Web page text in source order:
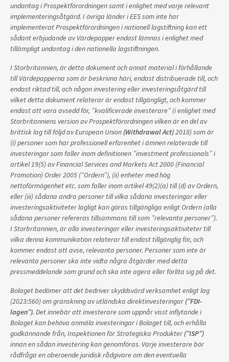
undantag i Prospektförordningen samt i enlighet med varje relevant
implementeringsåtgärd. I övriga länder i EES som inte har
implementerat Prospektförordningen i nationell lagstiftning kan ett
sådant erbjudande av Värdepapper endast lämnas i enlighet med
tillämpligt undantag i den nationella lagstiftningen.
I Storbritannien, är detta dokument och annat material i förhållande
till Värdepapperna som är beskrivna häri, endast distribuerade till, och
endast riktad till, och någon investering eller investeringsåtgärd till
vilket detta dokument relaterar är endast tillgängligt, och kommer
endast att vara avsedd för, ”kvalificerade investerare” (i enlighet med
Storbritanniens version av Prospektförordningen vilken är en del av
brittisk lag till följd av European Union (Withdrawal Act)2018) som är
(i) personer som har professionell erfarenhet i ämnen relaterade till
investeringar som faller inom definitionen ”investment professionals” i
artikel 19(5) av Financial Services and Markets Act 2000 (Financial
Promotion) Order 2005 (”Ordern”), (ii) enheter med hög
nettoförmögenhet etc. som faller inom artikel 49(2)(a) till (d) av Ordern,
eller (iii) sådana andra personer till vilka sådana investeringar eller
investeringsaktiviteter lagligt kan göras tillgängliga enligt Ordern (alla
sådana personer refereras tillsammans till som ”relevanta personer”).
I Storbritannien, är alla investeringar eller investeringsaktiviteter till
vilka denna kommunikation relaterar till endast tillgänglig för, och
kommer endast att avse, relevanta personer. Personer som inte är
relevanta personer ska inte vidta några åtgärder med detta
pressmeddelande som grund och ska inte agera eller förlita sig på det.
Bolaget bedömer att det bedriver skyddsvärd verksamhet enligt lag
(2023:560) om granskning av utländska direktinvesteringar (”FDI-
lagen”). Det innebär att investerare som uppnår visst inflytande i
Bolaget kan behöva anmäla investeringar i Bolaget till, och erhålla
godkännande från, Inspektionen för Strategiska Produkter (”ISP”)
innan en sådan investering kan genomföras. Varje investerare bör
rådfråga en oberoende juridisk rådgivare om den eventuella